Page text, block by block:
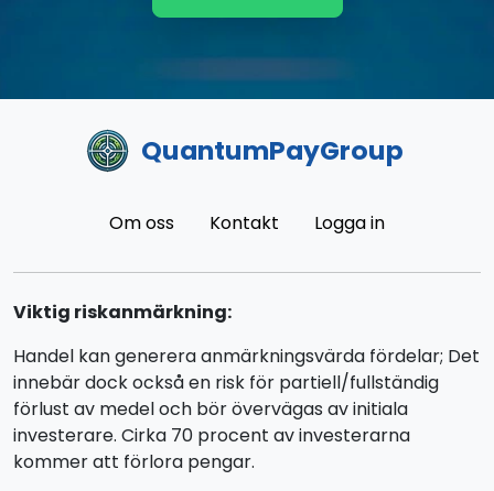
QuantumPayGroup
Om oss Kontakt Logga in
Viktig riskanmärkning:
Handel kan generera anmärkningsvärda fördelar; Det
innebär dock också en risk för partiell/fullständig
förlust av medel och bör övervägas av initiala
investerare. Cirka 70 procent av investerarna
kommer att förlora pengar.